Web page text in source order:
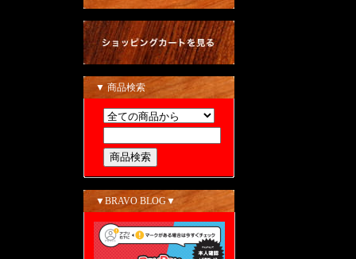
▼ 商品検索
▼BRAVO BLOG▼